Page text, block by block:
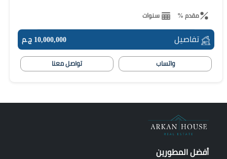
مقدم % سنوات
تفاصيل 10,000,000 ج.م
واتساب تواصل معنا
أفضل المطورين